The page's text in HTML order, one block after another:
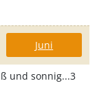
Juni
und sonnig...3